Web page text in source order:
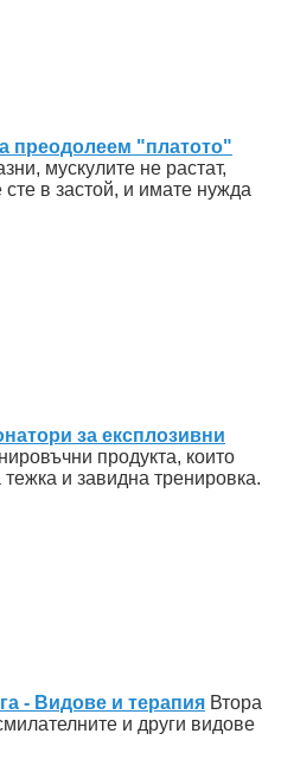
преодолеем "платото"
мускулите не растат,
в застой, и имате нужда
за експлозивни
продукта, които
и завидна тренировка.
- Видове и терапия Втора
и други видове